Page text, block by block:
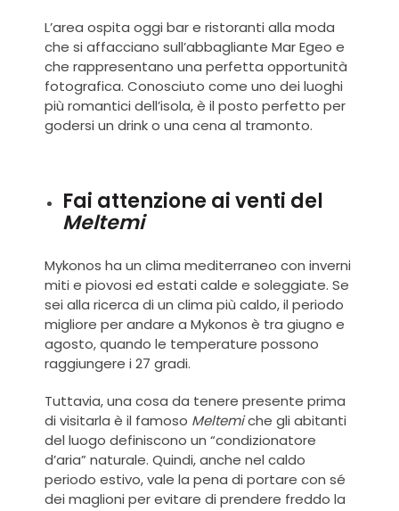
L’area ospita oggi bar e ristoranti alla moda
che si affacciano sull’abbagliante Mar Egeo e
che rappresentano una perfetta opportunità
fotografica. Conosciuto come uno dei luoghi
più romantici dell’isola, è il posto perfetto per
godersi un drink o una cena al tramonto.
Fai attenzione ai venti del
Meltemi
Mykonos ha un clima mediterraneo con inverni
miti e piovosi ed estati calde e soleggiate. Se
sei alla ricerca di un clima più caldo,il periodo
migliore per andare a Mykonos è tra giugno e
agosto, quando le temperature possono
raggiungere i 27 gradi.
Tuttavia, una cosa da tenere presente prima
di visitarla è il famoso Meltemiche gli abitanti
del luogo definiscono un “condizionatore
d’aria” naturale. Quindi, anche nel caldo
periodo estivo, vale la pena di portare con sé
dei maglioni per evitare di prendere freddo la